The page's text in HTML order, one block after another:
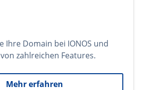
Ihre Domain bei IONOS und
zahlreichen Features.
Mehr erfahren